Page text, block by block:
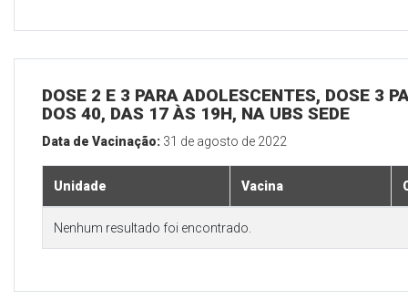
DOSE 2 E 3 PARA ADOLESCENTES, DOSE 3
DOS 40, DAS 17 ÀS 19H, NA UBS SEDE
Data de Vacinação: 31 de agosto de 2022
Unidade Vacina
Nenhum resultado foi encontrado.